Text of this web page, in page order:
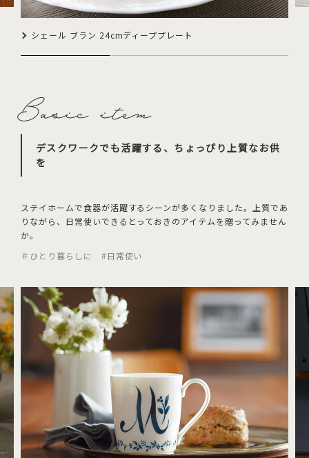
シェール ブラン 24cmディーププレート
デスクワークでも活躍する、ちょっぴり上質なお供
を
ステイホームで食器が活躍するシーンが多くなりました。上質であ
りながら、日常使いできるとっておきのアイテムを贈ってみません
か。
＃ひとり暮らしに #日常使い